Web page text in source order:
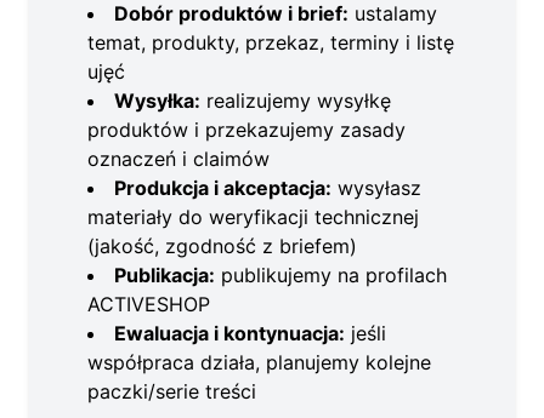
Dobór produktów i brief: ustalamy
temat, produkty, przekaz, terminy i listę
ujęć
Wysyłka: realizujemy wysyłkę
produktów i przekazujemy zasady
oznaczeń i claimów
Produkcja i akceptacja: wysyłasz
materiały do weryfikacji technicznej
(jakość, zgodność z briefem)
Publikacja: publikujemy na profilach
ACTIVESHOP
Ewaluacja i kontynuacja: jeśli
współpraca działa, planujemy kolejne
paczki/serie treści